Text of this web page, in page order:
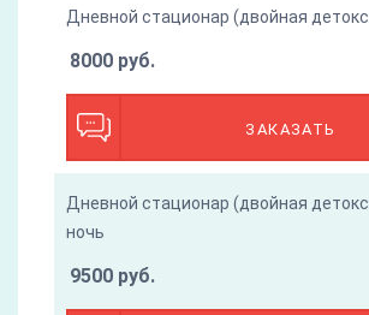
Дневной стационар (двойная
ЗАКАЗАТЬ
8000 руб.
Дневной стационар (двойная
ночь
9500 руб.